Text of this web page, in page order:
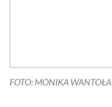
FOTO: MONIKA WANTOŁA